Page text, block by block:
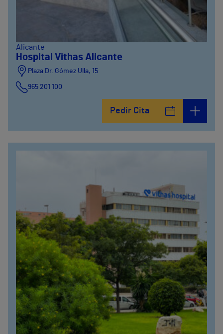
Alicante
Hospital Vithas Alicante
Plaza Dr. Gómez Ulla, 15
965 201 100
Pedir Cita